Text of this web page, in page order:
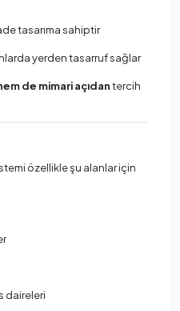
tasarıma sahiptir
yerden tasarruf sağlar
de mimari açıdantercih
özellikle şu alanlar için
daireleri